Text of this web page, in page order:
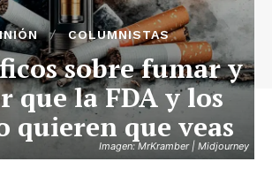
Imagen: MrKramber | Midjourney
COLUMNISTAS
sobre fumar y
que la FDA y los
quieren que veas